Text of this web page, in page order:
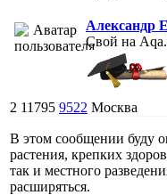
Александр
Свой на
2 11795 9522 Москва
В этом сообщении буду
растения, крепких
так и местного
расширяться.